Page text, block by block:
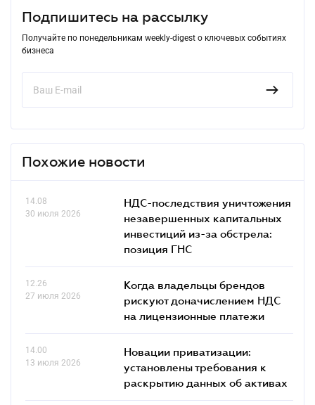
Подпишитесь на рассылку
Получайте по понедельникам weekly-digest о ключевых событиях
бизнеса
Похожие новости
14.08
30 июля 2026
НДС-последствия уничтожения
незавершенных капитальных
инвестиций из-за обстрела:
позиция ГНС
12.26
27 июля 2026
Когда владельцы брендов
рискуют доначислением НДС
на лицензионные платежи
14.00
13 июля 2026
Новации приватизации:
установлены требования к
раскрытию данных об активах